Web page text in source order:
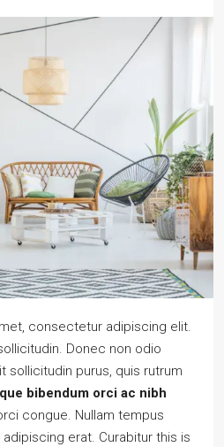
consectetur adipiscing elit.
Donec non odio
sollicitudin purus, quis rutrum
bibendum orci ac nibh
congue. Nullam tempus
erat. Curabitur this is